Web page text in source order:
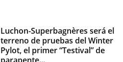
Luchon-Superbagnères será el
terreno de pruebas del Winter
Pylot, el primer “Testival” de